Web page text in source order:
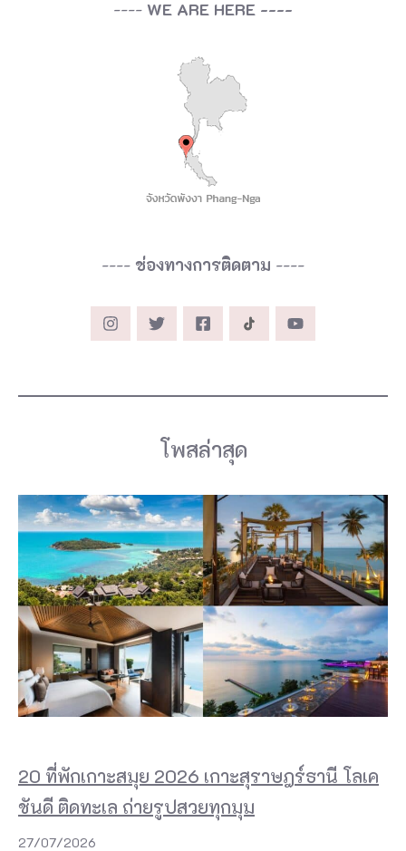
---- WE ARE HERE ----
---- ช่องทางการติดตาม ----
โพสล่าสุด
20 ที่พักเกาะสมุย 2026 เกาะสุราษฎร์ธานี โลเค
ชันดี ติดทะเล ถ่ายรูปสวยทุกมุม
27/07/2026